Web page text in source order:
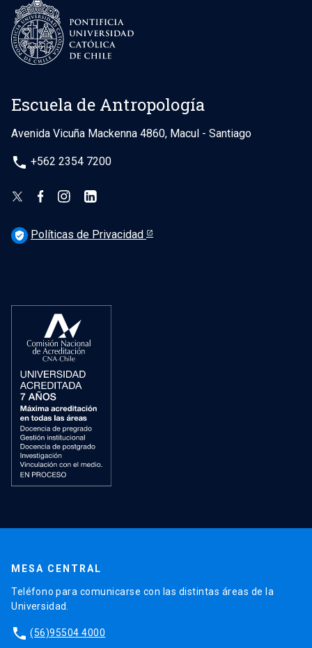
Escuela de Antropología
Avenida Vicuña Mackenna 4860, Macul - Santiago
phone +562 2354 7200
verified_user Políticas de Privacidad
MESA CENTRAL
Teléfono para comunicarse con las distintas áreas de la
Universidad.
phone (56)95504 4000